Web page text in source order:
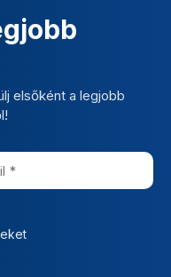
elsőként a legjobb